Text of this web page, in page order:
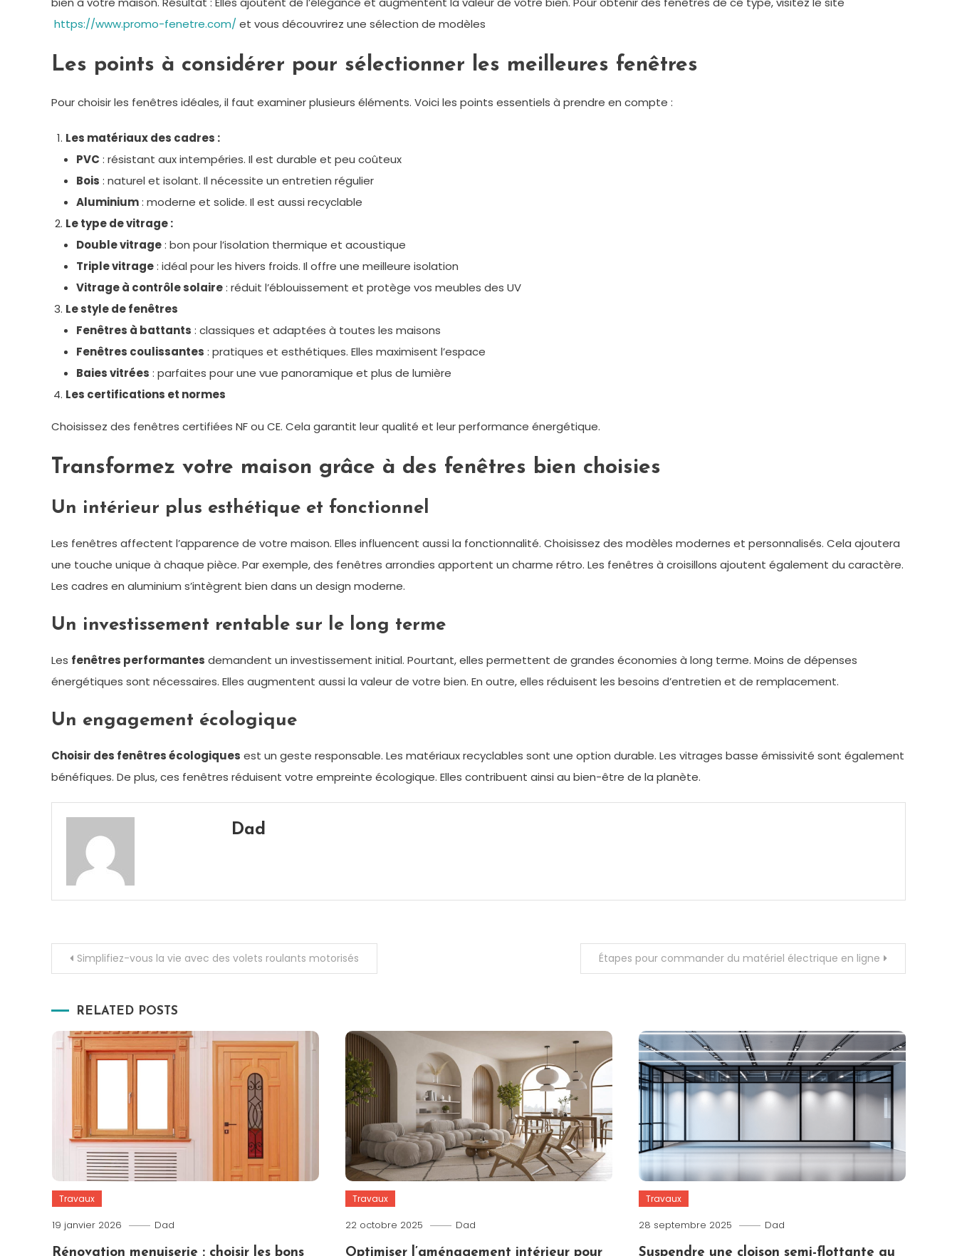
https://www.promo-fenetre.com/ et vous découvrirez une sélection de modèles
Les points à considérer pour sélectionner les meilleures fenêtres
Pour choisir les fenêtres idéales, il faut examiner plusieurs éléments. Voici les points essentiels à prendre en compte :
Les matériaux des cadres :
PVC : résistant aux intempéries. Il est durable et peu coûteux
Bois : naturel et isolant. Il nécessite un entretien régulier
Aluminium: moderne et solide. Il est aussi recyclable
Le type de vitrage :
Double vitrage: bon pour l’isolation thermique et acoustique
Triple vitrage: idéal pour les hivers froids. Il offre une meilleure isolation
Vitrage à contrôle solaire: réduit l’éblouissement et protège vos meubles des UV
Le style de fenêtres
Fenêtres à battants : classiques et adaptées à toutes les maisons
Fenêtres coulissantes : pratiques et esthétiques. Elles maximisent l’espace
Baies vitrées : parfaites pour une vue panoramique et plus de lumière
Les certifications et normes
Choisissez des fenêtres certifiées NF ou CE. Cela garantit leur qualité et leur performance énergétique.
Transformez votre maison grâce à des fenêtres bien choisies
Un intérieur plus esthétique et fonctionnel
Les fenêtres affectent l’apparence de votre maison. Elles influencent aussi la fonctionnalité. Choisissez des modèles modernes et personnalisés. Cela ajoutera
une touche unique à chaque pièce. Par exemple, des fenêtres arrondies apportent un charme rétro. Les fenêtres à croisillons ajoutent également du caractère.
Les cadres en aluminium s’intègrent bien dans un design moderne.
Un investissement rentable sur le long terme
Les fenêtres performantes demandent un investissement initial. Pourtant, elles permettent de grandes économies à long terme. Moins de dépenses
énergétiques sont nécessaires. Elles augmentent aussi la valeur de votre bien. En outre, elles réduisent les besoins d’entretien et de remplacement.
Un engagement écologique
Choisir des fenêtres écologiques est un geste responsable. Les matériaux recyclables sont une option durable. Les vitrages basse émissivité sont également
bénéfiques. De plus, ces fenêtres réduisent votre empreinte écologique. Elles contribuent ainsi au bien-être de la planète.
Dad
Navigation
Simplifiez-vous la vie avec des volets roulants motorisés Étapes pour commander du matériel électrique en ligne
RELATED POSTS
Travaux
19 janvier 2026 Dad
Rénovation menuiserie : choisir les bons
Travaux
22 octobre 2025 Dad
Optimiser l’aménagement intérieur pour
Travaux
28 septembre 2025 Dad
Suspendre une cloison semi-flottante au